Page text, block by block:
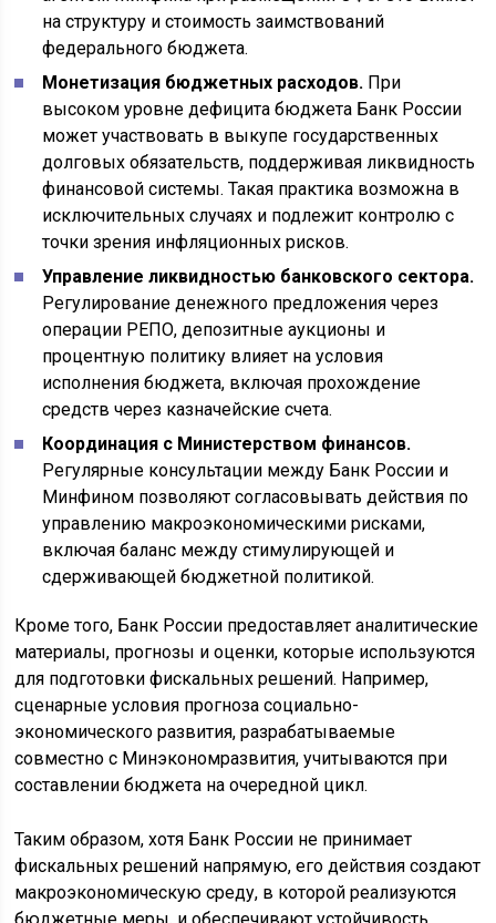
на структуру и стоимость заимствований
федерального бюджета.
Монетизация бюджетных расходов. При
высоком уровне дефицита бюджета Банк России
может участвовать в выкупе государственных
долговых обязательств, поддерживая ликвидность
финансовой системы. Такая практика возможна в
исключительных случаях и подлежит контролю с
точки зрения инфляционных рисков.
Управление ликвидностью банковского сектора.
Регулирование денежного предложения через
операции РЕПО, депозитные аукционы и
процентную политику влияет на условия
исполнения бюджета, включая прохождение
средств через казначейские счета.
Координация с Министерством финансов.
Регулярные консультации между Банк России и
Минфином позволяют согласовывать действия по
управлению макроэкономическими рисками,
включая баланс между стимулирующей и
сдерживающей бюджетной политикой.
Кроме того, Банк России предоставляет аналитические
материалы, прогнозы и оценки, которые используются
для подготовки фискальных решений. Например,
сценарные условия прогноза социально-
экономического развития, разрабатываемые
совместно с Минэкономразвития, учитываются при
составлении бюджета на очередной цикл.
Таким образом, хотя Банк России не принимает
фискальных решений напрямую, его действия создают
макроэкономическую среду, в которой реализуются